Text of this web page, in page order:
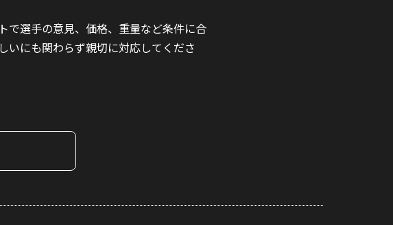
で選手の意見、価格、重量など条件に合
いにも関わらず親切に対応してくださ